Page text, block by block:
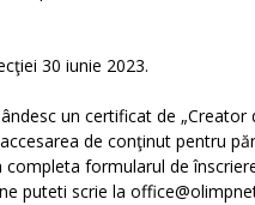
30 iunie 2023.
un certificat de
de conţinut pentru
formularul de
puteti scrie la